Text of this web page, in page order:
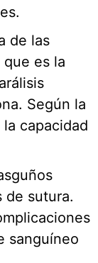
de las
es la
Según la
capacidad
de sutura.
sanguíneo